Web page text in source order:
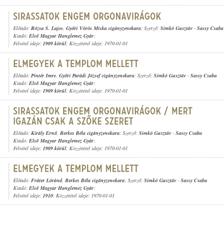
Előadó: Rózsa S. Lajos, Győri Vörös Miska cigányzenekara; Szerző: Simkó Gusztáv - Sassy Csaba
Kiadó: Első Magyar Hanglemez Gyár;
Felvétel ideje: 1909 körül; Közzététel ideje: 1970-01-01
Előadó: Pintér Imre, Győri Parádi József cigányzenekara; Szerző: Simkó Gusztáv - Sassy Csaba
Kiadó: Első Magyar Hanglemez Gyár;
Felvétel ideje: 1909 körül; Közzététel ideje: 1970-01-01
Előadó: Király Ernő, Berkes Béla cigányzenekara; Szerző: Simkó Gusztáv - Sassy Csaba
Kiadó: Első Magyar Hanglemez Gyár;
Felvétel ideje: 1909 körül; Közzététel ideje: 1970-01-01
Előadó: Fráter Lóránd, Berkes Béla cigányzenekara; Szerző: Simkó Gusztáv - Sassy Csaba
Kiadó: Első Magyar Hanglemez Gyár;
Felvétel ideje: 1910; Közzététel ideje: 1970-01-01